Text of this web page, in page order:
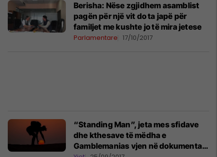
Berisha: Nëse zgjidhem asamblist
pagën për një vit do ta japë për
familjet me kushte jo të mira jetese
Parlamentare 17/10/2017
“Standing Man”, jeta mes sfidave
dhe kthesave të mëdha e
Gamblemanias vjen në dokumentar